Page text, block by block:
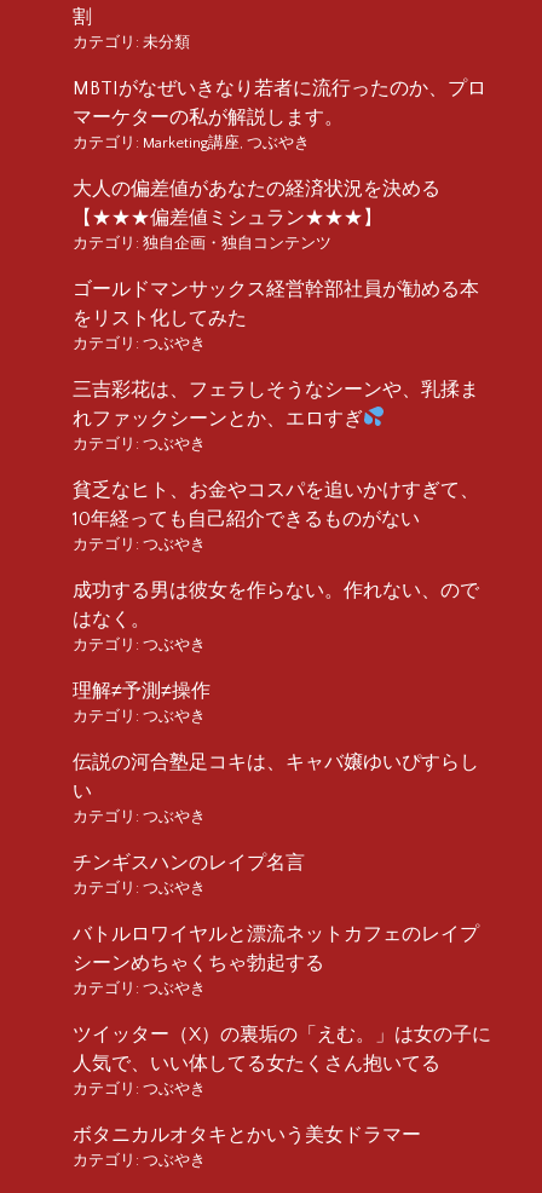
割
カテゴリ: 未分類
MBTIがなぜいきなり若者に流行ったのか、プロ
マーケターの私が解説します。
カテゴリ: Marketing講座 つぶやき
大人の偏差値があなたの経済状況を決める
【★★★偏差値ミシュラン★★★】
カテゴリ: 独自企画・独自コンテンツ
ゴールドマンサックス経営幹部社員が勧める本
をリスト化してみた
カテゴリ: つぶやき
三吉彩花は、フェラしそうなシーンや、乳揉ま
れファックシーンとか、エロすぎ
カテゴリ: つぶやき
貧乏なヒト、お金やコスパを追いかけすぎて、
10年経っても自己紹介できるものがない
カテゴリ: つぶやき
成功する男は彼女を作らない。作れない、ので
はなく。
カテゴリ: つぶやき
理解≠予測≠操作
カテゴリ: つぶやき
伝説の河合塾足コキは、キャバ嬢ゆいぴすらし
い
カテゴリ: つぶやき
チンギスハンのレイプ名言
カテゴリ: つぶやき
バトルロワイヤルと漂流ネットカフェのレイプ
シーンめちゃくちゃ勃起する
カテゴリ: つぶやき
ツイッター（X）の裏垢の「えむ。」は女の子に
人気で、いい体してる女たくさん抱いてる
カテゴリ: つぶやき
ボタニカルオタキとかいう美女ドラマー
カテゴリ: つぶやき